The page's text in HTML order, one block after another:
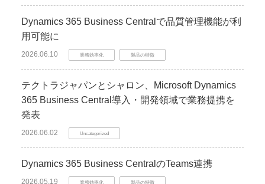
Dynamics 365 Business Centralで品質管理機能が利
用可能に
2026.06.10 業務効率化 製品の特徴
テクトラジャパンとシャロン、Microsoft Dynamics
365 Business Central導入・開発領域で業務提携を
発表
2026.06.02 Uncategorized
Dynamics 365 Business CentralのTeams連携
2026.05.19 業務効率化 製品の特徴